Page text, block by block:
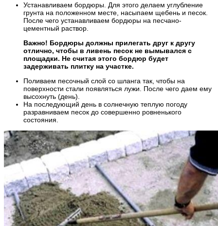
Устанавливаем бордюры. Для этого делаем углубление
грунта на положенном месте, насыпаем щебень и песок.
После чего устанавливаем бордюры на песчано-
цементный раствор.
Важно! Бордюры должны прилегать друг к другу
отлично, чтобы в ливень песок не вымывался с
площадки. Не считая этого бордюр будет
задерживать плитку на участке.
Поливаем песочный слой со шланга так, чтобы на
поверхности стали появляться лужи. После чего даем ему
высохнуть (день).
На последующий день в солнечную теплую погоду
разравниваем песок до совершенно ровненького
состояния.